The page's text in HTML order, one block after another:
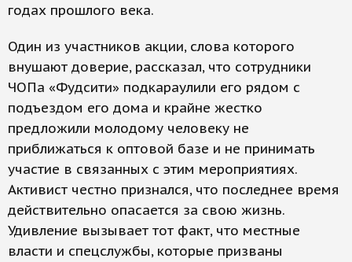
годах прошлого века.
Один из участников акции, слова которого
внушают доверие, рассказал, что сотрудники
ЧОПа «Фудсити» подкараулили его рядом с
подъездом его дома и крайне жестко
предложили молодому человеку не
приближаться к оптовой базе и не принимать
участие в связанных с этим мероприятиях.
Активист честно признался, что последнее время
действительно опасается за свою жизнь.
Удивление вызывает тот факт, что местные
власти и спецслужбы, которые призваны